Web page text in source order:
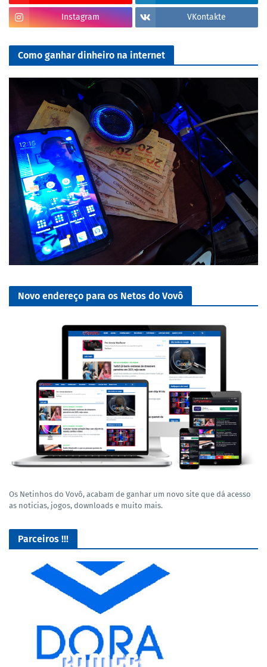
Instagram VKontakte
Como ganhar dinheiro na internet
Novo endereço para os Netos do Vovô
Os Netinhos do Vovô, acabam de ganhar um novo site que dá acesso
as noticias, jogos, downloads e muito mais.
Parceiros !!!
Lives de Gameplay no Facebook Gaming e muito mais